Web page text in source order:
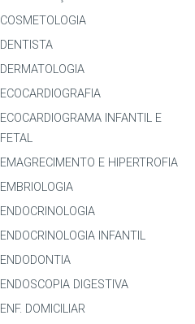
COSMETOLOGIA
DENTISTA
DERMATOLOGIA
ECOCARDIOGRAFIA
ECOCARDIOGRAMA INFANTIL E
FETAL
EMAGRECIMENTO E HIPERTROFIA
EMBRIOLOGIA
ENDOCRINOLOGIA
ENDOCRINOLOGIA INFANTIL
ENDODONTIA
ENDOSCOPIA DIGESTIVA
ENF. DOMICILIAR